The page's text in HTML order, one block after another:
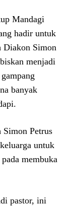
Mandagi
hadir untuk
Diakon Simon
menjadi
banyak
Simon Petrus
untuk
membuka
pastor, ini